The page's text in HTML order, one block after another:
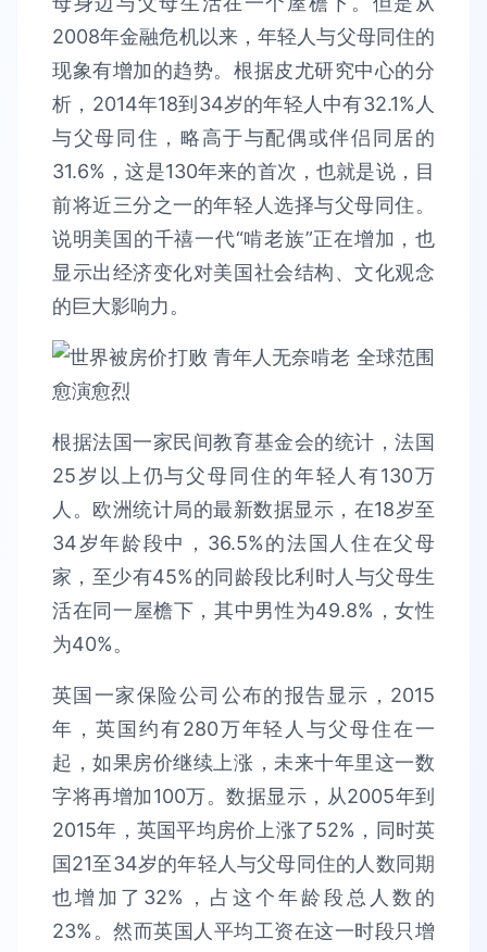
2008年金融危机以来，年轻人与父母同住的
现象有增加的趋势。根据皮尤研究中心的分
析，2014年18到34岁的年轻人中有32.1%人
与父母同住，略高于与配偶或伴侣同居的
31.6%，这是130年来的首次，也就是说，目
前将近三分之一的年轻人选择与父母同住。
说明美国的千禧一代“啃老族”正在增加，也
显示出经济变化对美国社会结构、文化观念
的巨大影响力。
根据法国一家民间教育基金会的统计，法国
25岁以上仍与父母同住的年轻人有130万
人。欧洲统计局的最新数据显示，在18岁至
34岁年龄段中，36.5%的法国人住在父母
家，至少有45%的同龄段比利时人与父母生
活在同一屋檐下，其中男性为49.8%，女性
为40%。
英国一家保险公司公布的报告显示，2015
年，英国约有280万年轻人与父母住在一
起，如果房价继续上涨，未来十年里这一数
字将再增加100万。数据显示，从2005年到
2015年，英国平均房价上涨了52%，同时英
国21至34岁的年轻人与父母同住的人数同期
也增加了32%，占这个年龄段总人数的
23%。然而英国人平均工资在这一时段只增